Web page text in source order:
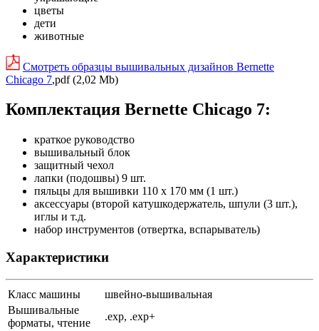
цветы
дети
животные
Смотреть образцы вышивальных дизайнов Bernette
Chicago 7,pdf (2,02 Mb)
Комплектация Bernette Chicago 7:
краткое руководство
вышивальный блок
защитный чехол
лапки (подошвы) 9 шт.
пяльцы для вышивки 110 х 170 мм (1 шт.)
аксессуары (второй катушкодержатель, шпули (3 шт.),
иглы и т.д.
набор инструментов (отвертка, вспарыватель)
Характеристики
Класс машины
швейно-вышивальная
Вышивальные
форматы, чтение
.exp, .exp+